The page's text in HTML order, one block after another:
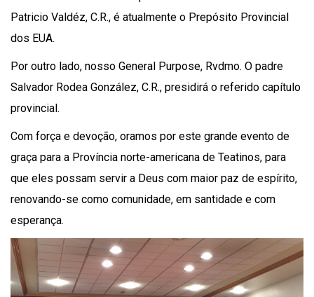
Patricio Valdéz, C.R., é atualmente o Prepósito Provincial
dos EUA.
Por outro lado, nosso General Purpose, Rvdmo. O padre
Salvador Rodea González, C.R., presidirá o referido capítulo
provincial.
Com força e devoção, oramos por este grande evento de
graça para a Província norte-americana de Teatinos, para
que eles possam servir a Deus com maior paz de espírito,
renovando-se como comunidade, em santidade e com
esperança.